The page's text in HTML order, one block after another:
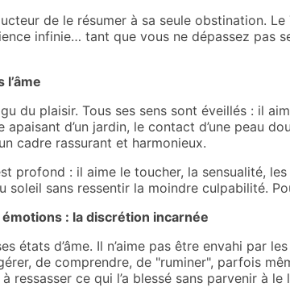
de le résumer à sa seule obstination.
infinie… tant que vous ne dépassez pas
l’âme
du plaisir. Tous ses sens sont éveillés : il
d’un jardin, le contact d’une peau
cadre rassurant et harmonieux.
profond : il aime le toucher, la sensualité,
soleil sans ressentir la moindre culpabilité.
: la discrétion incarnée
états d’âme. Il n’aime pas être envahi par
de comprendre, de "ruminer", parfois
ressasser ce qui l’a blessé sans parvenir à le